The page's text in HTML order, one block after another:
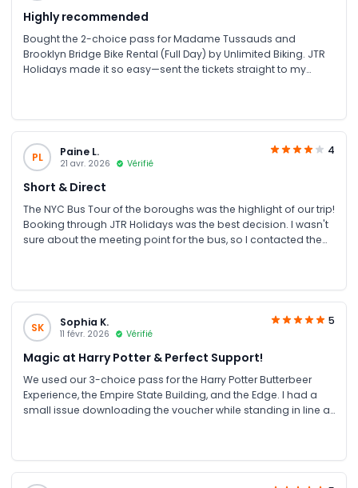
Highly recommended
Bought the 2-choice pass for Madame Tussauds and
Brooklyn Bridge Bike Rental (Full Day) by Unlimited Biking. JTR
Holidays made it so easy—sent the tickets straight to my
PL Paine L.
21 avr. 2026 Vérifié
4
Short & Direct
The NYC Bus Tour of the boroughs was the highlight of our trip!
Booking through JTR Holidays was the best decision. I wasn't
sure about the meeting point for the bus, so I contacted them
SK Sophia K.
11 févr. 2026 Vérifié
5
Magic at Harry Potter & Perfect Support!
We used our 3-choice pass for the Harry Potter Butterbeer
Experience, the Empire State Building, and the Edge. I had a
small issue downloading the voucher while standing in line at
know help is just a text away.